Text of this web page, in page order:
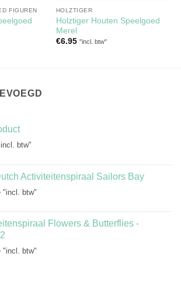
FIGUREN HOLZTIGER
Holztiger Houten Speelgoed
Merel
€6.95 "incl. btw"
btw"
Activiteitenspiraal Sailors Bay
"incl. btw"
Flowers & Butterflies -
"incl. btw"